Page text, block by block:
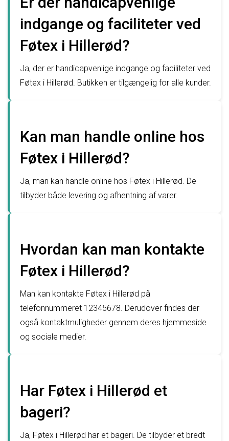
indgange og faciliteter ved
Føtex i Hillerød?
Ja, der er handicapvenlige indgange og faciliteter ved
Føtex i Hillerød. Butikken er tilgængelig for alle kunder.
Kan man handle online hos
Føtex i Hillerød?
Ja, man kan handle online hos Føtex i Hillerød. De
tilbyder både levering og afhentning af varer.
Hvordan kan man kontakte
Føtex i Hillerød?
Man kan kontakte Føtex i Hillerød på
telefonnummeret 12345678. Derudover findes der
også kontaktmuligheder gennem deres hjemmeside
og sociale medier.
Har Føtex i Hillerød et
bageri?
Ja, Føtex i Hillerød har et bageri. De tilbyder et bredt